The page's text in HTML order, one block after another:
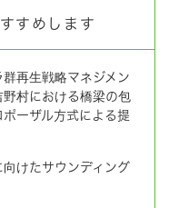
すめします
群再生戦略マネジメン
野村における橋梁の包
ーザル方式による提
けたサウンディング